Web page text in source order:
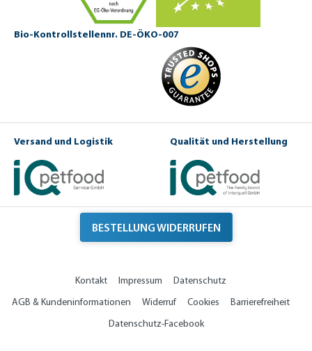
Bio-Kontrollstellennr. DE-ÖKO-007
Versand und Logistik Qualität und Herstellung
BESTELLUNG WIDERRUFEN
Kontakt Impressum
Datenschutz
AGB & Kundeninformationen
Widerruf Cookies
Barrierefreiheit
Datenschutz-Facebook